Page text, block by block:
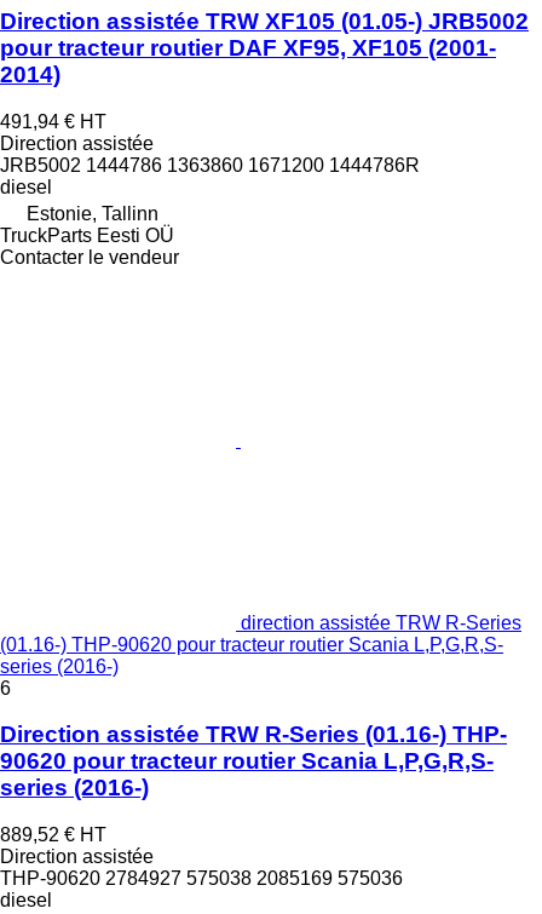
Direction assistée TRW XF105 (01.05-) JRB5002
pour tracteur routier DAF XF95, XF105 (2001-
2014)
491,94 € HT
Direction assistée
JRB5002 1444786 1363860 1671200 1444786R
diesel
Estonie, Tallinn
TruckParts Eesti OÜ
Contacter le vendeur
direction assistée TRW R-Series
(01.16-) THP-90620 pour tracteur routier Scania L,P,G,R,S-
series (2016-)
6
Direction assistée TRW R-Series (01.16-) THP-
90620 pour tracteur routier Scania L,P,G,R,S-
series (2016-)
889,52 € HT
Direction assistée
THP-90620 2784927 575038 2085169 575036
diesel